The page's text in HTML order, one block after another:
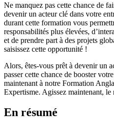
Ne manquez pas cette chance de
devenir un acteur clé dans votre
durant cette formation vous
responsabilités plus élevées,
et de prendre part à des projets
saisissez cette opportunité !
Alors, êtes-vous prêt à devenir un
passer cette chance de booster
maintenant à notre Formation
Expertisme. Agissez maintenant, le
En résumé